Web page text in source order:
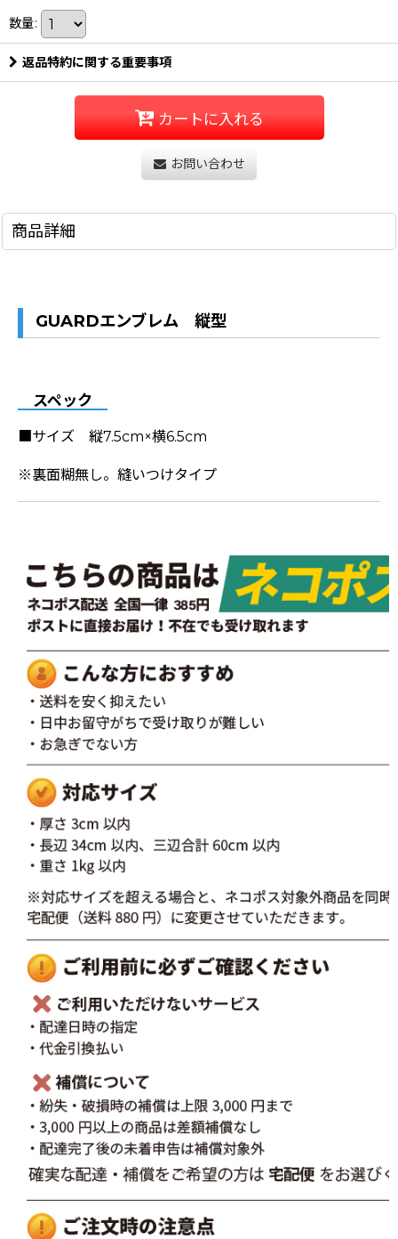
数量:
返品特約に関する重要事項
カートに入れる
お問い合わせ
商品詳細
GUARDエンブレム 縦型
スペック
■サイズ 縦7.5cm×横6.5cm
※裏面糊無し。縫いつけタイプ